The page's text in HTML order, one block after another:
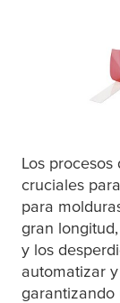
Los
cruciales
para
gran
y los
automatizar
garantizando